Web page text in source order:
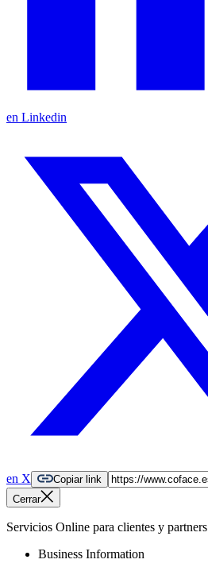
en Linkedin
en X
Copiar link
Cerrar
Servicios Online para clientes y partners
Business Information